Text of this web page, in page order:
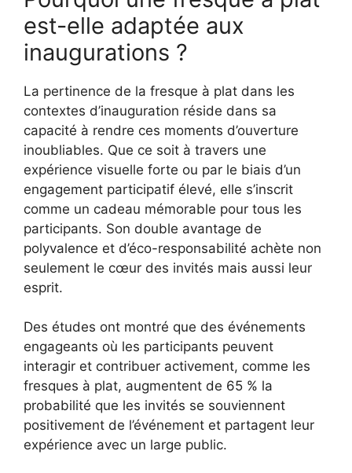
est-elle adaptée aux
inaugurations ?
La pertinence de la fresque à plat dans les
contextes d’inauguration réside dans sa
capacité à rendre ces moments d’ouverture
inoubliables. Que ce soit à travers une
expérience visuelle forte ou par le biais d’un
engagement participatif élevé, elle s’inscrit
comme un cadeau mémorable pour tous les
participants. Son double avantage de
polyvalence et d’éco-responsabilité achète non
seulement le cœur des invités mais aussi leur
esprit.
Des études ont montré que des événements
engageants où les participants peuvent
interagir et contribuer activement, comme les
fresques à plat, augmentent de 65 % la
probabilité que les invités se souviennent
positivement de l’événement et partagent leur
expérience avec un large public.